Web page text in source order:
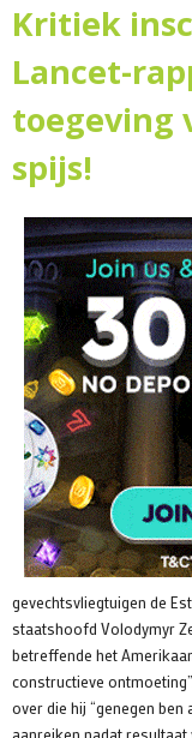
Kritiek
Lancet-
toegeving
spijs!
gevechtsvliegtuigen de
staatshoofd Volodymyr
betreffende het
constructieve
over die hij “genegen
aanreiken nadat resultaat